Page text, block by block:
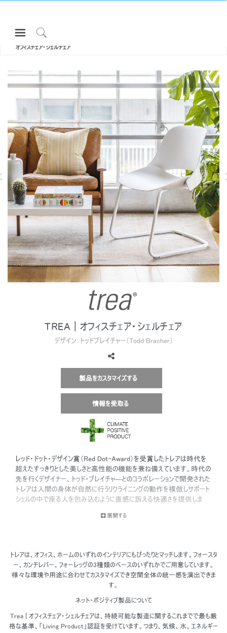
Open
Menuto
プロダクト
エルゴノミクス
リソース
当社について
お問い合わせ先
Partners
サポート
ショールームを探す
地域を変更
Opens
to
Facebook
Opens
to
Twitter
Opens
to
Linkedin
Opens
to
Instagram
Opens
to
Humanscale
Blog
Opens
to
Pinterest
Opens
to
YouTube
ェア SMART OCEAN
DIFFRIENT WORLD | メッシュワー
クチェア
All エルゴノミクスチェア・スツール
オフィスチェア・シェルチェア
TREA | オフィスチェア・シェルチェア
デザイン：トッドブレイチャー（Todd Bracher）
製品をカスタマイズする
情報を受取る
レッド・ドット・デザイン賞（Red Dot-Award）を受賞したトレアは時代を
超えたすっきりとした美しさと高性能の機能を兼ね備えています。時代の
先を行くデザイナー、トッド・ブレイチャ―とのコラボレーションで開発された
トレアは人間の身体が自然に行うリクライニングの動作を模倣しサポート
シェルの中で座る人を包み込むように直感に訴える快適さを提供しま
展開する
トレアは、オフィス、ホームのいずれのインテリアにもぴったりとマッチします。フォースタ
ー、カンチレバー、フォーレッグの3種類のベースのいずれかでご用意しています。
様々な環境や用途に合わせてカスタマイズでき空間全体の統一感を演出できま
す。
ネット・ポジティブ製品について
Trea | オフィスチェア・シェルチェアは、持続可能な製造に関するこれまでで最も厳
格な基準、「Living Product」認証を受けています。つまり、気候、水、エネルギー